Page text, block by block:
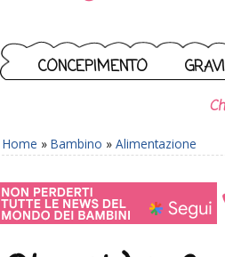
CONCEPIMENTO
Home » Bambino » Alimentazione